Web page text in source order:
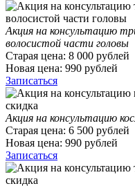
Акция на консультацию
волосистой части головы
Старая цена: 8 000 рублей
Новая цена: 990 рублей
Записаться
Акция на консультацию
Старая цена: 6 500 рублей
Новая цена: 990 рублей
Записаться